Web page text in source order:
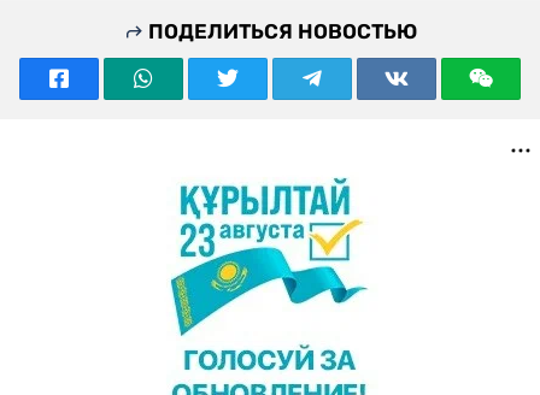
ПОДЕЛИТЬСЯ НОВОСТЬЮ